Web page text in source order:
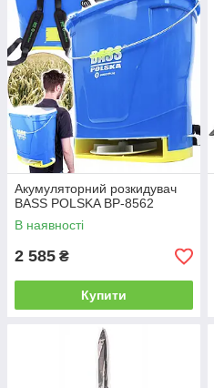
Акумуляторний розкидувач
BASS POLSKA BP-8562
В наявності
2 585 ₴
Купити